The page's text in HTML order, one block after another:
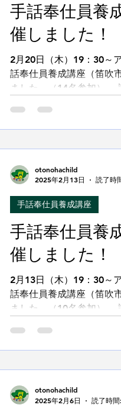
手話奉仕員養
催しました！
2月20日（木）19：30～
話奉仕員養成講座（笛吹
ました。（14名参加）
した。...
手話奉仕員養
催しました！
2月13日（木）19：30～
話奉仕員養成講座（笛吹
ました。（10名参加）
した。...
手話奉仕員養成講座
otonohachild
2025年2月13日
読了時
otonohachild
2025年2月6日
読了時